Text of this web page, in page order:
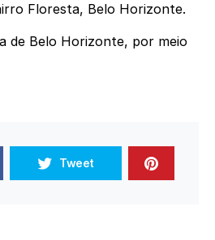
Floresta, Belo Horizonte.
de Belo Horizonte, por meio
Tweet